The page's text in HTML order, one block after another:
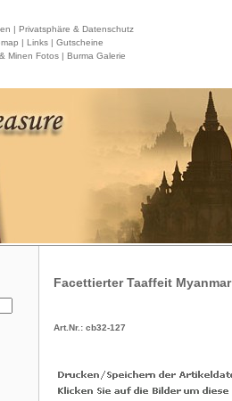
| Privatsphäre & Datenschutz
| Links | Gutscheine
Minen Fotos | Burma Galerie
Facettierter Taaffeit Myanmar
Art.Nr.: cb32-127